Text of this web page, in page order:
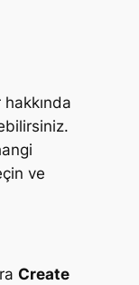
ve
Create